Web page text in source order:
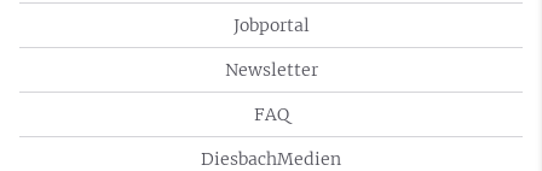
Jobportal
Newsletter
FAQ
DiesbachMedien